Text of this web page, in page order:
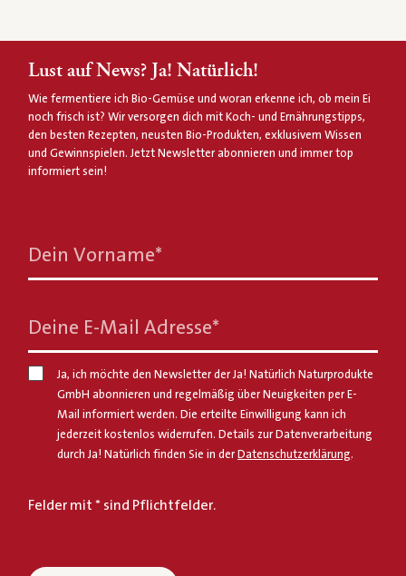
Lust auf News? Ja! Natürlich!
Wie fermentiere ich Bio-Gemüse und woran erkenne ich, ob mein Ei
noch frisch ist? Wir versorgen dich mit Koch- und Ernährungstipps,
den besten Rezepten, neusten Bio-Produkten, exklusivem Wissen
und Gewinnspielen. Jetzt Newsletter abonnieren und immer top
informiert sein!
Dein Vorname*
Deine E-Mail Adresse*
Ja, ich möchte den Newsletter der Ja! Natürlich Naturprodukte
GmbH abonnieren und regelmäßig über Neuigkeiten per E-
Mail informiert werden. Die erteilte Einwilligung kann ich
jederzeit kostenlos widerrufen. Details zur Datenverarbeitung
durch Ja! Natürlich finden Sie in derDatenschutzerklärung.
Felder mit * sind Pflichtfelder.